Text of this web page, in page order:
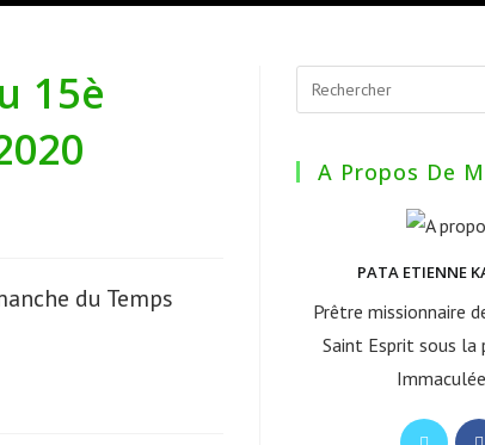
15è
A Propos De
PATA ETIENNE
Prêtre missionnaire
Saint Esprit sous